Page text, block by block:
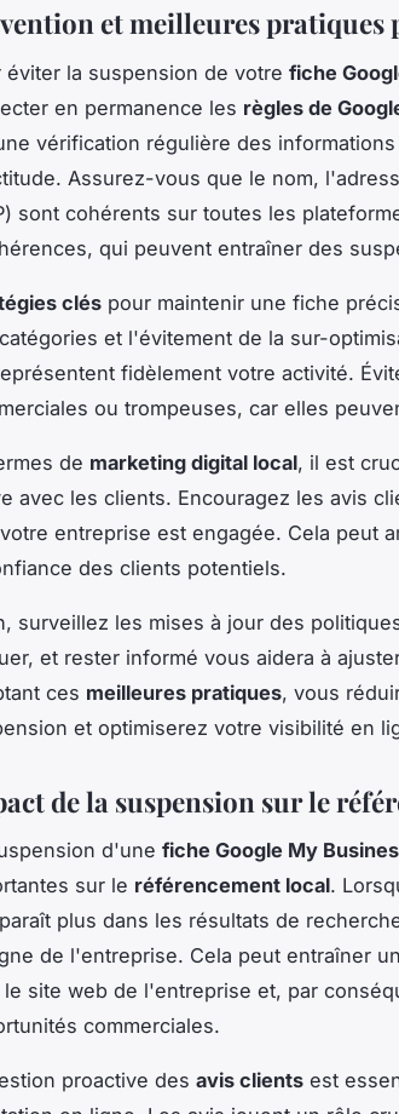
et meilleures pratiques
éviter la suspension de votre fiche
en permanence les règles de
vérification régulière des
Assurez-vous que le nom,
sont cohérents sur toutes les
qui peuvent entraîner des
clés pour maintenir une fiche
et l'évitement de la sur-
fidèlement votre activité.
ou trompeuses, car elles
de marketing digital local, il est
avec les clients. Encouragez les avis
entreprise est engagée. Cela peut
des clients potentiels.
surveillez les mises à jour des
et rester informé vous aidera à
ces meilleures pratiques, vous
et optimiserez votre visibilité en
de la suspension sur le
d'une fiche Google My
sur le référencement local.
plus dans les résultats de
de l'entreprise. Cela peut entraîner
site web de l'entreprise et, par
commerciales.
proactive des avis clients est